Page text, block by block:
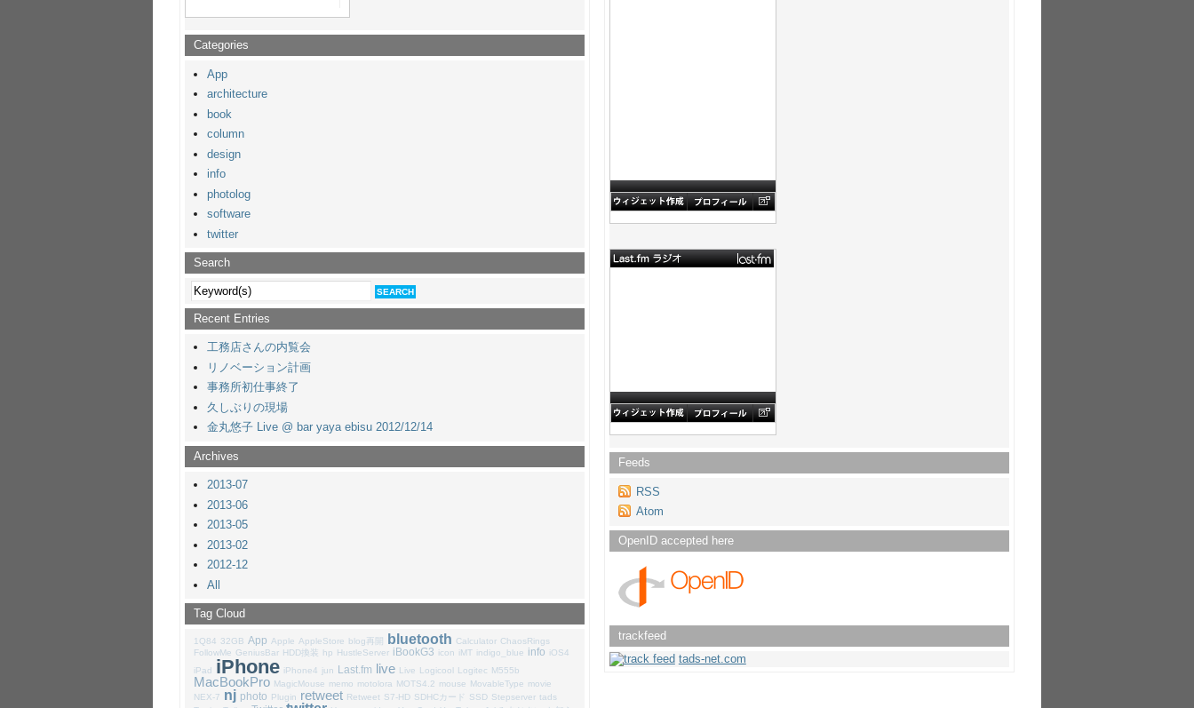
Categories
App
architecture
book
column
design
info
photolog
software
twitter
Search
Recent Entries
工務店さんの内覧会
リノベーション計画
事務所初仕事終了
久しぶりの現場
金丸悠子 Live @ bar yaya ebisu 2012/12/14
Archives
2013-07
2013-06
2013-05
2013-02
2012-12
All
Tag Cloud
1Q84 32GB App Apple AppleStore blog再開 bluetooth Calculator ChaosRings
FollowMe GeniusBar HDD換装 hp HustleServer iBookG3 icon iMT indigo_blue info iOS4
iPad iPhone iPhone4 jun Last.fm live Live Logicool Logitec M555b
MacBookPro MagicMouse memo motolora MOTS4.2 mouse MovableType movie
NEX-7 nj photo Plugin retweet Retweet S7-HD SDHCカード SSD Stepserver tads
Feeds
RSS
Atom
OpenID accepted here
trackfeed
tads-net.com